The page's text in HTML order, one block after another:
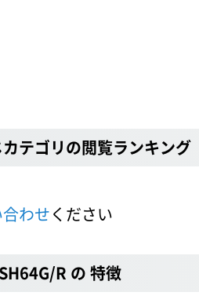
テゴリの閲覧ランキング
わせください
R の 特徴